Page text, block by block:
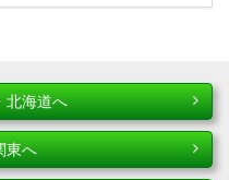
北海道へ
東へ